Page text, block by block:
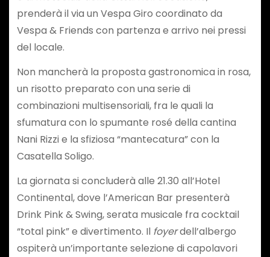
prenderà il via un Vespa Giro coordinato da
Vespa & Friends con partenza e arrivo nei pressi
del locale.
Non mancherà la proposta gastronomica in rosa,
un risotto preparato con una serie di
combinazioni multisensoriali, fra le quali la
sfumatura con lo spumante rosé della cantina
Nani Rizzi e la sfiziosa “mantecatura” con la
Casatella Soligo.
La giornata si concluderà alle 21.30 all’Hotel
Continental, dove l’American Bar presenterà
Drink Pink & Swing, serata musicale fra cocktail
“total pink” e divertimento. Il foyerdell’albergo
ospiterà un’importante selezione di capolavori